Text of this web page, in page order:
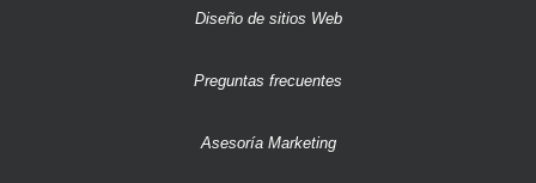
Diseño de sitios Web
Preguntas frecuentes
Asesoría Marketing